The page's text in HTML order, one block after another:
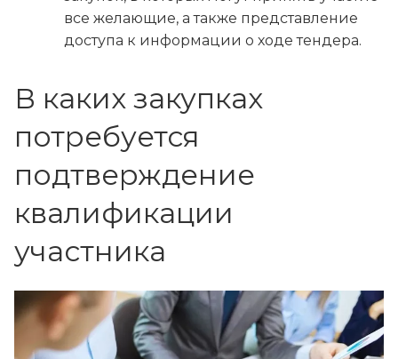
все желающие, а также представление
доступа к информации о ходе тендера.
В каких закупках
потребуется
подтверждение
квалификации
участника